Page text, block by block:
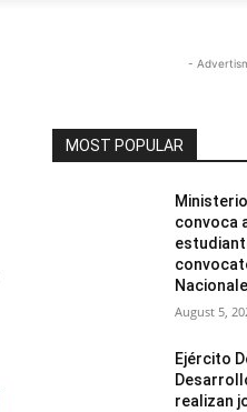
-
MOST POPULAR
convoca
August 5,
Ejército
realizan